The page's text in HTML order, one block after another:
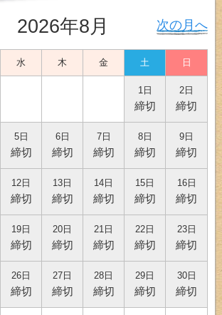
次の月へ
2026年8月
水 木 金 土 日
1日
締切
2日
締切
5日
締切
6日
締切
7日
締切
8日
締切
9日
締切
12日
締切
13日
締切
14日
締切
15日
締切
16日
締切
19日
締切
20日
締切
21日
締切
22日
締切
23日
締切
26日
締切
27日
締切
28日
締切
29日
締切
30日
締切